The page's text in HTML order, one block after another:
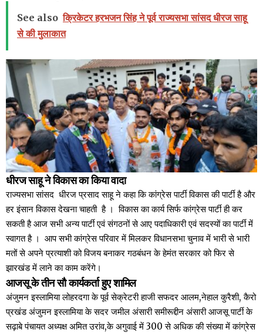
See also क्रिकेटर हरभजन सिंह ने पूर्व राज्यसभा सांसद धीरज साहू
से की मुलाकात
धीरज साहू ने विकास का किया वादा
राज्यसभा सांसद धीरज प्रसाद साहू ने कहा कि कांग्रेस पार्टी विकास की पार्टी है और
हर इंसान विकास देखना चाहती है । विकास का कार्य सिर्फ कांग्रेस पार्टी ही कर
सकती है आज सभी अन्य पार्टी एवं संगठनों से आए पदाधिकारी एवं सदस्यों का पार्टी में
स्वागत है । आप सभी कांग्रेस परिवार में मिलकर विधानसभा चुनाव में भारी से भारी
मतों से अपने प्रत्याशी को विजय बनाकर गठबंधन के हेमंत सरकार को फिर से
झारखंड में लाने का काम करेंगे।
आजसू के तीन सौ कार्यकर्ता हुए शामिल
अंजुमन इस्लामिया लोहरदगा के पूर्व सेक्रेटरी हाजी सफदर आलम,नेहाल कुरैशी, कैरो
प्रखंड अंजुमन इस्लामिया के सदर जमील अंसारी समीरूद्दीन अंसारी आजसू पार्टी के
सढ़ाबे पंचायत अध्यक्ष अमित उरांव,के अगुवाई में 300 से अधिक की संख्या में कांग्रेस